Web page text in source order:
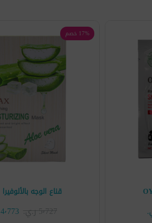
قناع الوجه بالألوفيرا OYAX
17% خصم
5٬727 ر.ي.‏ 4٬773 ر.ي.‏